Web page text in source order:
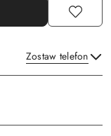
Zostaw telefon